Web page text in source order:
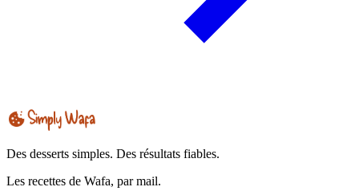
Des desserts simples. Des résultats fiables.
Les recettes de Wafa, par mail.